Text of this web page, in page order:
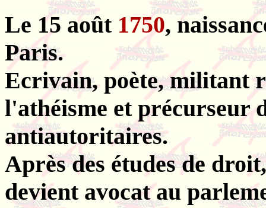
Le 15 août 1750,
Paris.
Ecrivain, poète, militant
l'athéisme et précurseur
antiautoritaires.
Après des études de
devient avocat au